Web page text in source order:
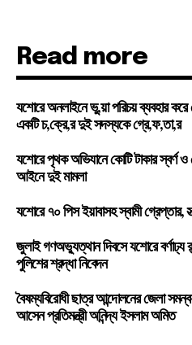
Read more
যশোরে অনলাইনে ভু,য়া পরিচয় ব্যবহার করে
একটি চ,ক্রে,র দুই সদস্যকে গ্রে,ফ,তা,র
যশোরে পৃথক অভিযানে কোটি টাকার স্বর্ণ ও
আইনে দুই মামলা
যশোরে ৭০ পিস ইয়াবাসহ স্বামী গ্রেপ্তার,
জুলাই গণঅভ্যুত্থান দিবসে যশোরে বর্ণাঢ্য
পুলিশের শ্রদ্ধা নিবেদন
বৈষম্যবিরোধী ছাত্র আন্দোলনের জেলা
আসেন প্রতিমন্ত্রী অনিন্দ্য ইসলাম অমিত